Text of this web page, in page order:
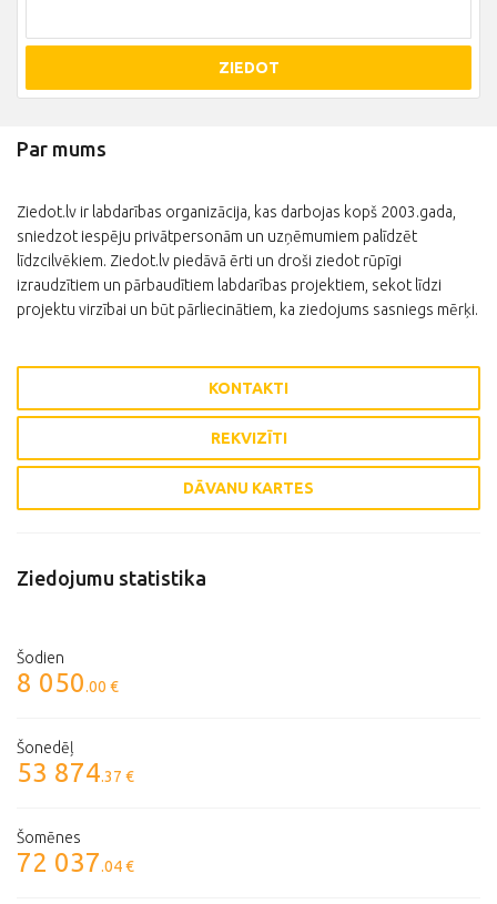
ZIEDOT
Par mums
Ziedot.lv ir labdarības organizācija, kas darbojas kopš 2003.gada,
sniedzot iespēju privātpersonām un uzņēmumiem palīdzēt
līdzcilvēkiem. Ziedot.lv piedāvā ērti un droši ziedot rūpīgi
izraudzītiem un pārbaudītiem labdarības projektiem, sekot līdzi
projektu virzībai un būt pārliecinātiem, ka ziedojums sasniegs mērķi.
KONTAKTI
REKVIZĪTI
DĀVANU KARTES
Ziedojumu statistika
Šodien
8 050.00 €
Šonedēļ
53 874.37 €
Šomēnes
72 037.04 €